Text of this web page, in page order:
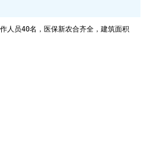
人员40名，医保新农合齐全，建筑面积